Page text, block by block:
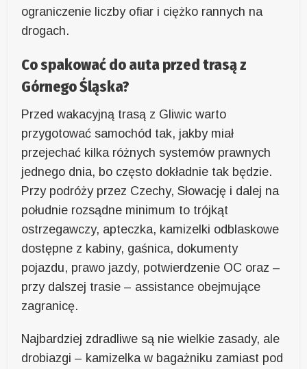
ograniczenie liczby ofiar i ciężko rannych na
drogach.
Co spakować do auta przed trasą z
Górnego Śląska?
Przed wakacyjną trasą z Gliwic warto
przygotować samochód tak, jakby miał
przejechać kilka różnych systemów prawnych
jednego dnia, bo często dokładnie tak będzie.
Przy podróży przez Czechy, Słowację i dalej na
południe rozsądne minimum to trójkąt
ostrzegawczy, apteczka, kamizelki odblaskowe
dostępne z kabiny, gaśnica, dokumenty
pojazdu, prawo jazdy, potwierdzenie OC oraz –
przy dalszej trasie – assistance obejmujące
zagranicę.
Najbardziej zdradliwe są nie wielkie zasady, ale
drobiazgi – kamizelka w bagażniku zamiast pod